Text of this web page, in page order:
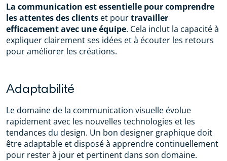
La communication est essentielle pour comprendre
les attentes des clients et pourtravailler
efficacement avec une équipe. Cela inclut la capacité à
expliquer clairement ses idées et à écouter les retours
pour améliorer les créations.
Adaptabilité
Le domaine de la communication visuelle évolue
rapidement avec les nouvelles technologies et les
tendances du design. Un bon designer graphique doit
être adaptable et disposé à apprendre continuellement
pour rester à jour et pertinent dans son domaine.